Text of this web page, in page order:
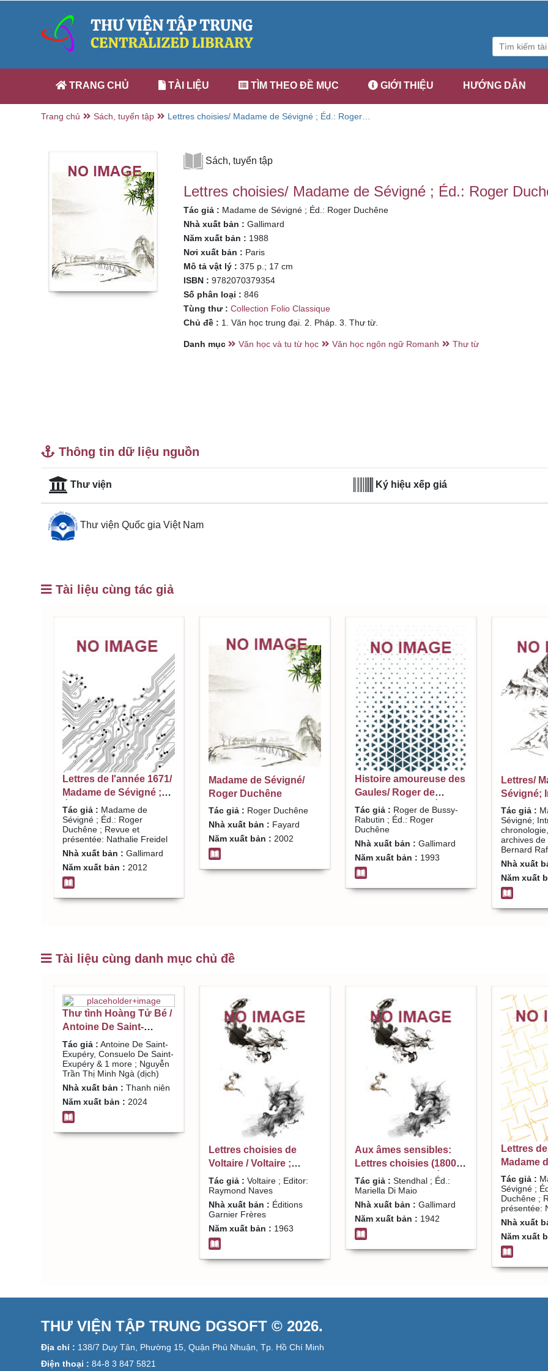
TRANG CHỦ TÀI LIỆU TÌM THEO ĐỀ MỤC GIỚI THIỆU HƯỚNG DẪN
Trang chủ Sách, tuyển tập
Lettres choisies/ Madame de Sévigné ; Éd.: Roger
Sách, tuyển tập
Lettres choisies/ Madame de Sévigné ; Éd.: Roger
Tác giả : Madame de Sévigné ; Éd.: Roger Duchêne
Nhà xuất bản : Gallimard
Năm xuất bản : 1988
Nơi xuất bản : Paris
Mô tả vật lý : 375 p.; 17 cm
ISBN : 9782070379354
Số phân loại : 846
Tùng thư : Collection Folio Classique
Chủ đề : 1. Văn học trung đại. 2. Pháp. 3. Thư từ.
Danh mục Văn học và tu từ học Văn học ngôn ngữ Romanh Thư từ
Thông tin dữ liệu nguồn
Thư viện Ký hiệu xếp giá
Thư viện Quốc gia Việt Nam
Tài liệu cùng tác giả
Lettres de l'année 1671/
Madame de Sévigné ;
Éd.: Roger Duchêne ;
Revue et présentée:
Nathalie Freidel
Tác giả : Madame de
Sévigné ; Éd.: Roger
Duchêne ; Revue et
présentée: Nathalie Freidel
Nhà xuất bản : Gallimard
Năm xuất bản : 2012
Madame de Sévigné/
Roger Duchêne
Tác giả : Roger Duchêne
Nhà xuất bản : Fayard
Năm xuất bản : 2002
Histoire amoureuse des
Gaules/ Roger de
Bussy-Rabutin ; Éd.:
Roger Duchêne
Tác giả : Roger de Bussy-
Rabutin ; Éd.: Roger
Duchêne
Nhà xuất bản : Gallimard
Năm xuất bản : 1993
Lettres/
Sévigné;
archives
Bernard
Tác giả :
Sévigné;
archives
Bernard
Nhà xuất
Năm xuất
Tài liệu cùng danh mục chủ đề
Thư tình Hoàng Tử Bé /
Antoine De Saint-
Exupéry, Consuelo De
Saint-Exupéry & 1 more
; Nguyễn Trần Thị Minh
Ngà (dịch)
Tác giả : Antoine De Saint-
Exupéry, Consuelo De Saint-
Exupéry & 1 more ; Nguyễn
Trần Thị Minh Ngà (dịch)
Nhà xuất bản : Thanh niên
Năm xuất bản : 2024
Lettres choisies de
Voltaire / Voltaire ;
Editor: Raymond Naves
Tác giả : Voltaire ; Editor:
Raymond Naves
Nhà xuất bản : Éditions
Garnier Frères
Năm xuất bản : 1963
Aux âmes sensibles:
Lettres choisies (1800-
1842)/ Stendhal ; Éd.:
Mariella Di Maio
Tác giả : Stendhal ; Éd.:
Mariella Di Maio
Nhà xuất bản : Gallimard
Năm xuất bản : 1942
Lettres
Madame
Éd.:
Revue et
Nathalie
Tác giả :
Sévigné ;
Duchêne ;
présentée:
Nhà xuất
Năm xuất
THƯ VIỆN TẬP TRUNG DGSOFT © 2026.
Địa chỉ : 138/7 Duy Tân, Phường 15, Quận Phú Nhuận, Tp. Hồ Chí Minh
Điện thoại : 84-8 3 847 5821